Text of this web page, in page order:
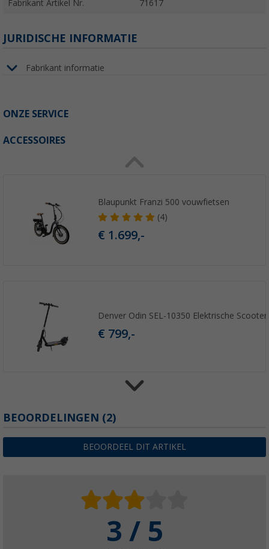
Fabrikant Artikel Nr. 71617
JURIDISCHE INFORMATIE
Fabrikant informatie
ONZE SERVICE
ACCESSOIRES
Blaupunkt Franzi 500 vouwfietsen
(4)
€ 1.699,-
Denver Odin SEL-10350 Elektrische
€ 799,-
Blaupunkt Carla 200 opvouwbare e-bike 16
€ 1.299,-
Jeep Hardtail E-Bike 27.5 "
BEOORDELINGEN (2)
BEOORDEEL DIT ARTIKEL
3 / 5